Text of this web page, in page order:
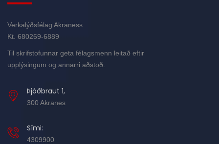
Verkalýðsfélag Akraness
Kt. 680269-6889
Til skrifstofunnar geta félagsmenn leitað eftir
upplýsingum og annarri aðstoð.
Þjóðbraut 1,
300 Akranes
Sími:
4309900